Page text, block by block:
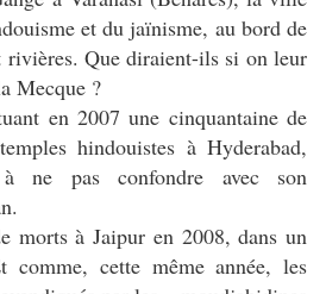
et du jaïnisme, au bord de
rivières. Que diraient-ils si on leur
Mecque ?
en 2007 une cinquantaine de
hindouistes à Hyderabad,
ne pas confondre avec son
morts à Jaipur en 2008, dans un
comme, cette même année, les